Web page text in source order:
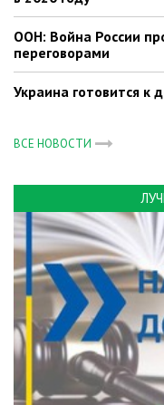
ООН: Война России
переговорами
Украина готовится к
ВСЕ НОВОСТИ